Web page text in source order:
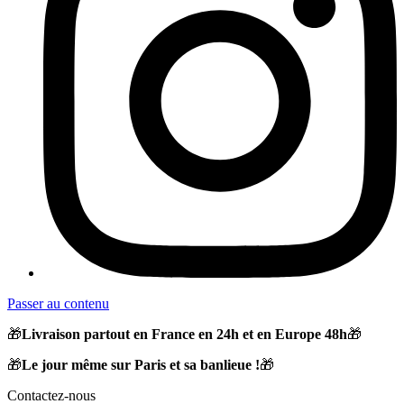
Passer au contenu
🎁Livraison partout en France en 24h et en Europe 48h🎁
🎁Le jour même sur Paris et sa banlieue !🎁
Contactez-nous